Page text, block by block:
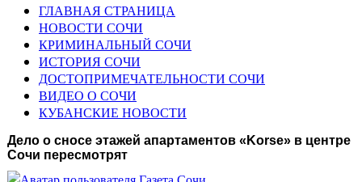
ГЛАВНАЯ СТРАНИЦА
НОВОСТИ СОЧИ
КРИМИНАЛЬНЫЙ СОЧИ
ИСТОРИЯ СОЧИ
ДОСТОПРИМЕЧАТЕЛЬНОСТИ СОЧИ
ВИДЕО О СОЧИ
КУБАНСКИЕ НОВОСТИ
Дело о сносе этажей апартаментов «Korse» в центре
Сочи пересмотрят